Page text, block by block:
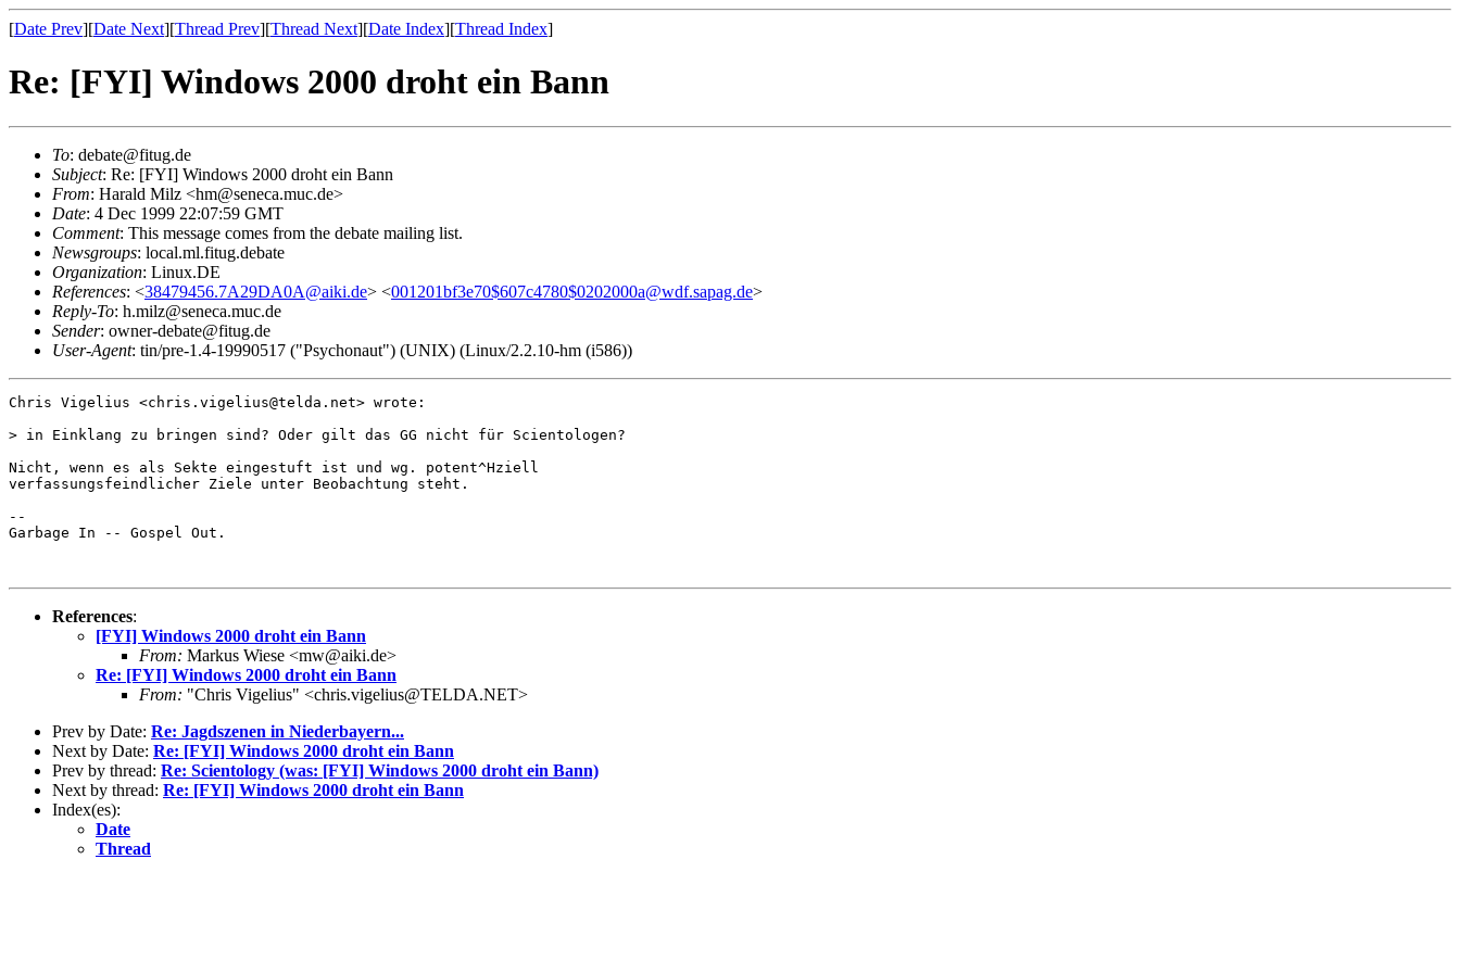
[Date Prev][Date Next][Thread Prev][Thread Next][Date Index][Thread Index]
Re: [FYI] Windows 2000 droht ein Bann
To: debate@fitug.de
Subject: Re: [FYI] Windows 2000 droht ein Bann
From: Harald Milz <hm@seneca.muc.de>
Date: 4 Dec 1999 22:07:59 GMT
Comment: This message comes from the debate mailing list.
Newsgroups: local.ml.fitug.debate
Organization: Linux.DE
References: <38479456.7A29DA0A@aiki.de> <001201bf3e70$607c4780$0202000a@wdf.sapag.de>
Reply-To: h.milz@seneca.muc.de
Sender: owner-debate@fitug.de
User-Agent: tin/pre-1.4-19990517 ("Psychonaut") (UNIX) (Linux/2.2.10-hm (i586))
Chris Vigelius <chris.vigelius@telda.net> wrote:
> in Einklang zu bringen sind? Oder gilt das GG nicht für Scientologen?
Nicht, wenn es als Sekte eingestuft ist und wg. potent^Hziell
verfassungsfeindlicher Ziele unter Beobachtung steht.
--
Garbage In -- Gospel Out.
References:
[FYI] Windows 2000 droht ein Bann
From: Markus Wiese <mw@aiki.de>
Re: [FYI] Windows 2000 droht ein Bann
From: "Chris Vigelius" <chris.vigelius@TELDA.NET>
Prev by Date: Re: Jagdszenen in Niederbayern...
Next by Date: Re: [FYI] Windows 2000 droht ein Bann
Prev by thread: Re: Scientology (was: [FYI] Windows 2000 droht ein Bann)
Next by thread: Re: [FYI] Windows 2000 droht ein Bann
Index(es):
Date
Thread